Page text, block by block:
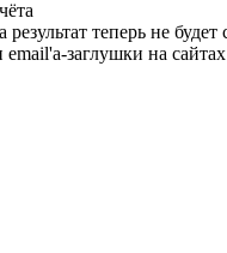
теперь не
заглушки на